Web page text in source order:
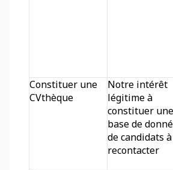
Constituer une
CVthèque
Notre intérêt
légitime à
constituer une
base de
de candidats à
recontacter